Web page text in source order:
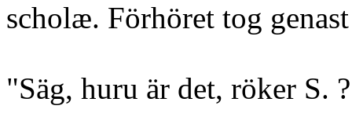
scholæ. Förhöret tog
"Säg, huru är det, röker S.